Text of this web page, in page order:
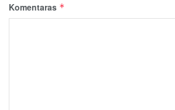
Komentaras *